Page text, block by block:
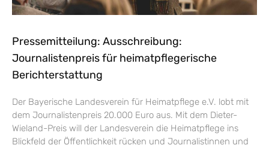
Pressemitteilung: Ausschreibung:
Journalistenpreis für heimatpflegerische
Berichterstattung
Der Bayerische Landesverein für Heimatpflege e.V. lobt mit
dem Journalistenpreis 20.000 Euro aus. Mit dem Dieter-
Wieland-Preis will der Landesverein die Heimatpflege ins
Blickfeld der Öffentlichkeit rücken und Journalistinnen und